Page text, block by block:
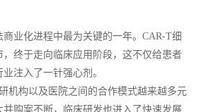
商业化进程中最为关键的一年。CAR-T细
终于走向临床应用阶段，这不仅给患者
注入了一针强心剂。
机构以及医院之间的合作模式越来越多元
购案不断，临床研发也进入了快速发展